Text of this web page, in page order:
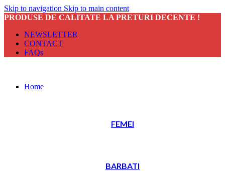
Skip to navigation Skip to main content
PRODUSE DE CALITATE LA PRETURI DECENTE !
NEWSLETTER
CONTACT
FAQs
Home
FEMEI
BARBATI